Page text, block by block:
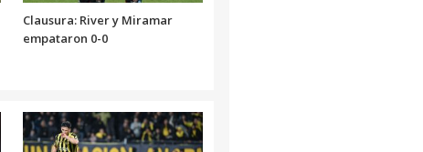
Clausura: River y Miramar
empataron 0-0